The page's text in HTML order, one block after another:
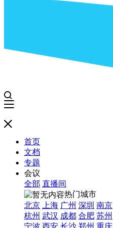
首页
文档
专题
会议
全部 直播间
热门城市
北京
上海 广州 深圳 南京
杭州 武汉 成都 合肥 苏州
宁波 西安 长沙 郑州 重庆